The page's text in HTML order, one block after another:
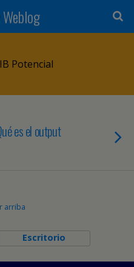
Potencial
es el output
arriba
Escritorio